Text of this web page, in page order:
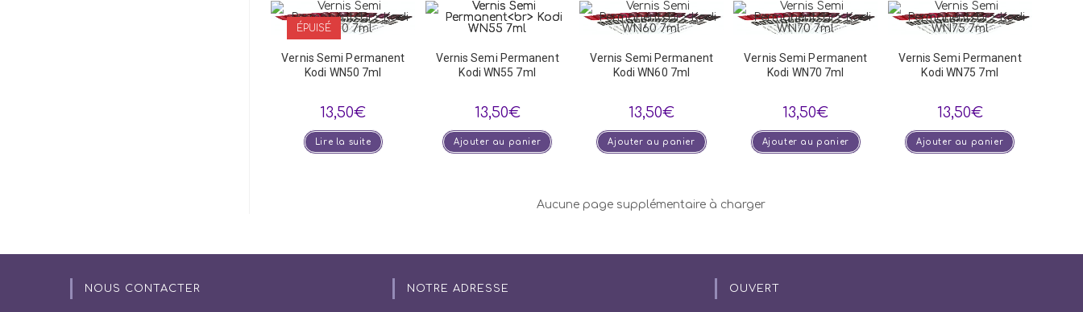
ÉPUISÉ
Vernis Semi Permanent
Kodi WN50 7ml
13,50€
Lire la suite
Vernis Semi Permanent
Kodi WN55 7ml
13,50€
Ajouter au panier
Vernis Semi Permanent
Kodi WN60 7ml
13,50€
Ajouter au panier
Vernis Semi Permanent
Kodi WN70 7ml
13,50€
Ajouter au panier
Vernis Semi Permanent
Kodi WN75 7ml
13,50€
Ajouter au panier
Aucune page supplémentaire à charger
NOUS CONTACTER NOTRE ADRESSE OUVERT